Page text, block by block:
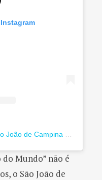
Mundo” não é
o São João de